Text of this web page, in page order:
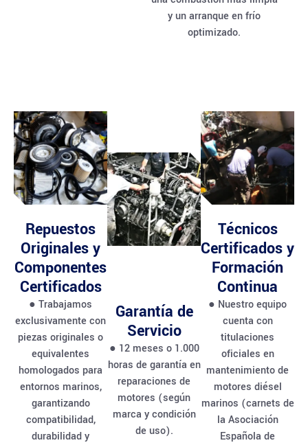
y un arranque en frío
optimizado.
Repuestos
Originales y
Componentes
Certificados
● Trabajamos
exclusivamente con
piezas originales o
equivalentes
homologados para
entornos marinos,
garantizando
compatibilidad,
durabilidad y
Garantía de
Servicio
● 12 meses o 1.000
horas de garantía en
reparaciones de
motores (según
marca y condición
de uso).
Técnicos
Certificados y
Formación
Continua
● Nuestro equipo
cuenta con
titulaciones
oficiales en
mantenimiento de
motores diésel
marinos (carnets de
la Asociación
Española de